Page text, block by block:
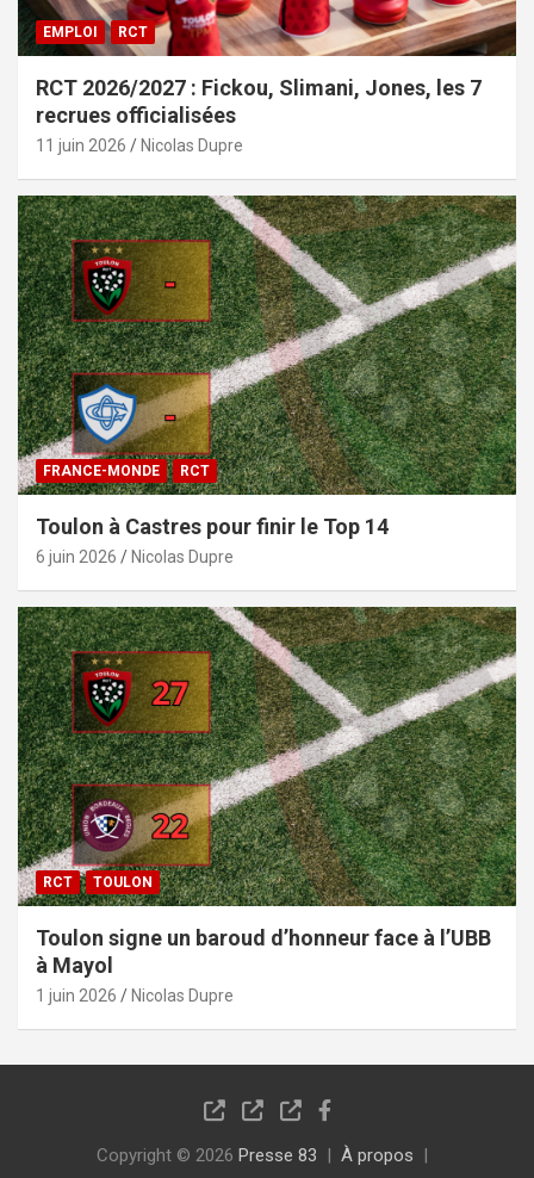
EMPLOI RCT
RCT 2026/2027 : Fickou, Slimani, Jones, les 7
recrues officialisées
11 juin 2026 Nicolas Dupre
FRANCE-MONDE RCT
Toulon à Castres pour finir le Top 14
6 juin 2026 Nicolas Dupre
RCT TOULON
Toulon signe un baroud d’honneur face à l’UBB
à Mayol
1 juin 2026 Nicolas Dupre
Copyright © 2026 Presse 83
À propos